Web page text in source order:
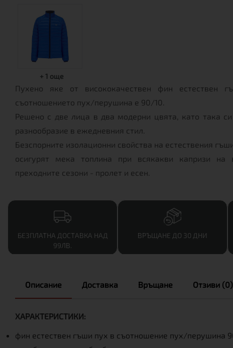
+ 1 още
Пухено яке от висококачествен фин естествен
съотношението пух/перушина е 90/10.
Решено с две лица в два модерни цвята, като така си
разнообразие в ежедневния стил.
Безспорните изолационни свойства на естествения
осигурят мека топлина при всякакви капризи на
преходните сезони - пролет и есен.
БЕЗПЛАТНА ДОСТАВКА НАД
99ЛВ.
ВРЪЩАНЕ ДО 30 ДНИ
Описание Доставка Връщане Отзиви (0)
ХАРАКТЕРИСТИКИ:
фин естествен гъши пух в съотношение пух/перушина